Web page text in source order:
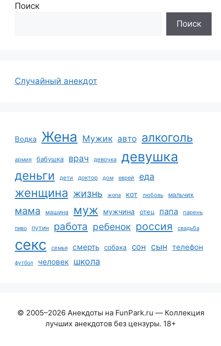
Поиск
Поиск
Случайный анекдот
Водка Жена Мужик авто алкоголь
армия бабушка врач девочка девушка
деньги дети доктор дом еврей еда
женщина жизнь жопа кот любовь мальчик
мама машина муж мужчина отец папа парень
пиво путин работа ребенок россия свадьба
секс семья смерть собака сон сын телефон
футбол человек школа
© 2005–2026 Анекдоты на FunPark.ru — Коллекция
лучших анекдотов без цензуры. 18+